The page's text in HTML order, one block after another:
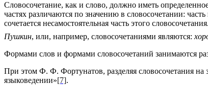
Словосочетание, как и слово, должно иметь
частях различаются по значению в словосочетании:
сочетается несамостоятельная часть этого
Пушкин, или, например, словосочетаниями являются:
Формами слов и формами словосочетаний занимаются
При этом Ф. Ф. Фортунатов, разделяя словосочетания
языковедении»[7].